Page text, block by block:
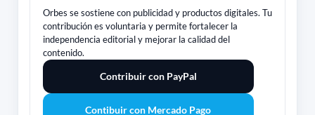
Orbes se sostiene con publicidad y productos digitales. Tu
contribución es voluntaria y permite fortalecer la
independencia editorial y mejorar la calidad del
contenido.
Contribuir con PayPal
Contibuir con Mercado Pago